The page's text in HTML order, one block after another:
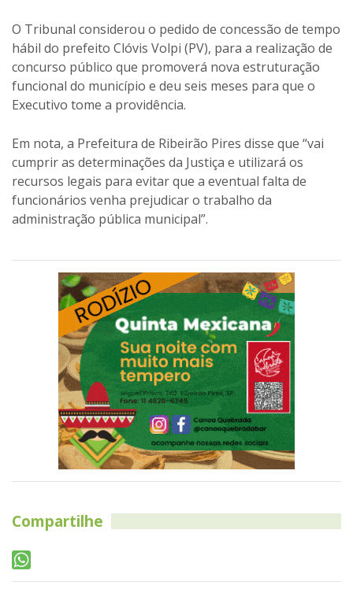
O Tribunal considerou o pedido de concessão de tempo
hábil do prefeito Clóvis Volpi (PV), para a realização de
concurso público que promoverá nova estruturação
funcional do município e deu seis meses para que o
Executivo tome a providência.
Em nota, a Prefeitura de Ribeirão Pires disse que “vai
cumprir as determinações da Justiça e utilizará os
recursos legais para evitar que a eventual falta de
funcionários venha prejudicar o trabalho da
administração pública municipal”.
Compartilhe